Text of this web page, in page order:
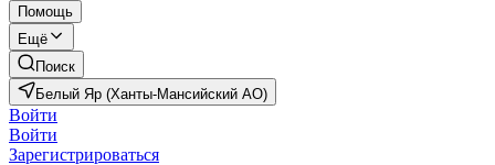
Помощь
Ещё
Поиск
Белый Яр (Ханты-Мансийский АО)
Войти
Войти
Зарегистрироваться